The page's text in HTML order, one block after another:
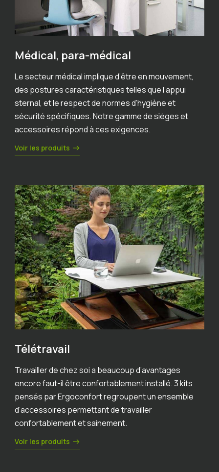
Médical, para-médical
Le secteur médical implique d’être en mouvement,
des postures caractéristiques telles que l’appui
sternal, et le respect de normes d’hygiène et
sécurité spécifiques. Notre gamme de sièges et
accessoires répond à ces exigences.
Voir les produits
Télétravail
Travailler de chez soi a beaucoup d’avantages
encore faut-il être confortablement installé. 3 kits
pensés par Ergoconfort regroupent un ensemble
d’accessoires permettant de travailler
confortablement et sainement.
Voir les produits